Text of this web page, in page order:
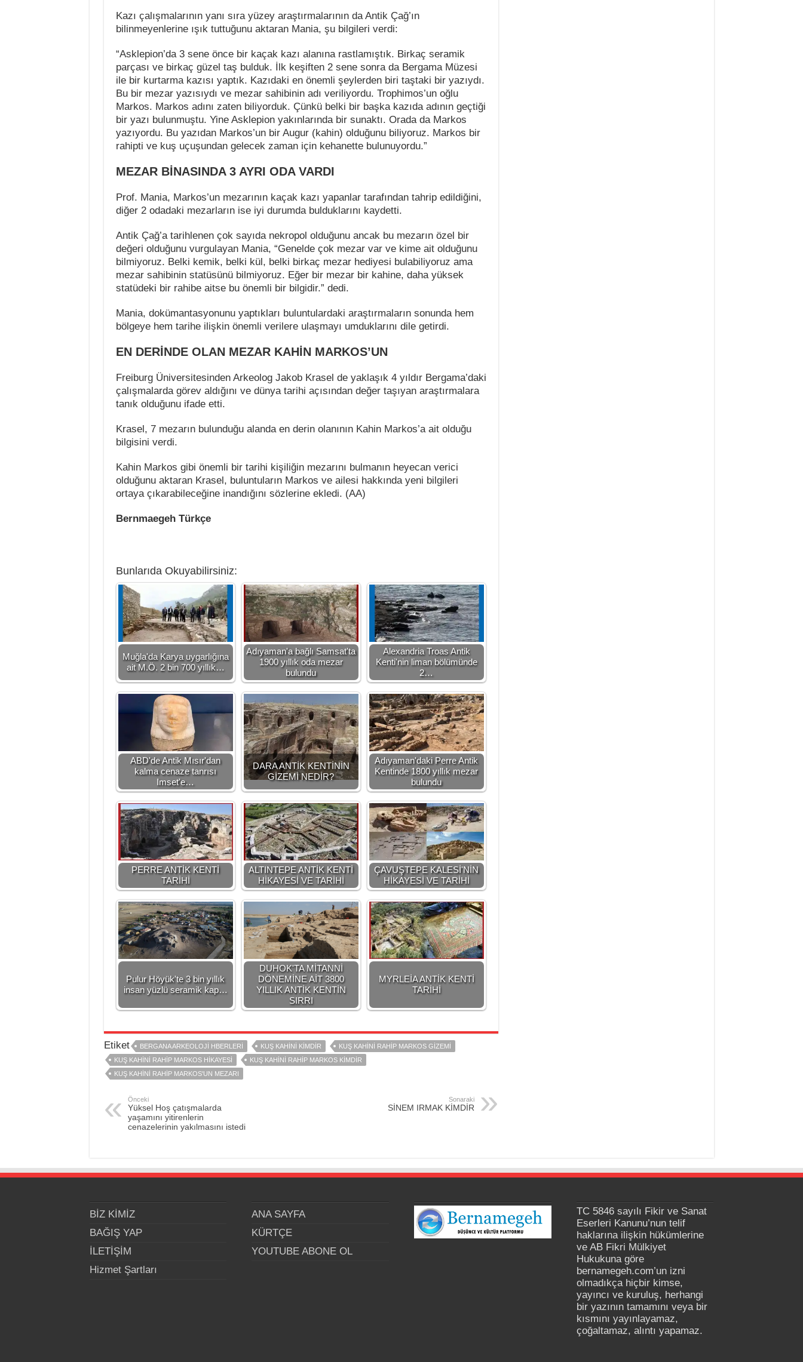
Kazı çalışmalarının yanı sıra yüzey araştırmalarının da Antik Çağ’ın
bilinmeyenlerine ışık tuttuğunu aktaran Mania, şu bilgileri verdi:
“Asklepion’da 3 sene önce bir kaçak kazı alanına rastlamıştık. Birkaç seramik
parçası ve birkaç güzel taş bulduk. İlk keşiften 2 sene sonra da Bergama Müzesi
ile bir kurtarma kazısı yaptık. Kazıdaki en önemli şeylerden biri taştaki bir yazıydı.
Bu bir mezar yazısıydı ve mezar sahibinin adı veriliyordu. Trophimos’un oğlu
Markos. Markos adını zaten biliyorduk. Çünkü belki bir başka kazıda adının geçtiği
bir yazı bulunmuştu. Yine Asklepion yakınlarında bir sunaktı. Orada da Markos
yazıyordu. Bu yazıdan Markos’un bir Augur (kahin) olduğunu biliyoruz. Markos bir
rahipti ve kuş uçuşundan gelecek zaman için kehanette bulunuyordu.”
MEZAR BİNASINDA 3 AYRI ODA VARDI
Prof. Mania, Markos’un mezarının kaçak kazı yapanlar tarafından tahrip edildiğini,
diğer 2 odadaki mezarların ise iyi durumda bulduklarını kaydetti.
Antik Çağ’a tarihlenen çok sayıda nekropol olduğunu ancak bu mezarın özel bir
değeri olduğunu vurgulayan Mania, “Genelde çok mezar var ve kime ait olduğunu
bilmiyoruz. Belki kemik, belki kül, belki birkaç mezar hediyesi bulabiliyoruz ama
mezar sahibinin statüsünü bilmiyoruz. Eğer bir mezar bir kahine, daha yüksek
statüdeki bir rahibe aitse bu önemli bir bilgidir.” dedi.
Mania, dokümantasyonunu yaptıkları buluntulardaki araştırmaların sonunda hem
bölgeye hem tarihe ilişkin önemli verilere ulaşmayı umduklarını dile getirdi.
EN DERİNDE OLAN MEZAR KAHİN MARKOS’UN
Freiburg Üniversitesinden Arkeolog Jakob Krasel de yaklaşık 4 yıldır Bergama’daki
çalışmalarda görev aldığını ve dünya tarihi açısından değer taşıyan araştırmalara
tanık olduğunu ifade etti.
Krasel, 7 mezarın bulunduğu alanda en derin olanının Kahin Markos’a ait olduğu
bilgisini verdi.
Kahin Markos gibi önemli bir tarihi kişiliğin mezarını bulmanın heyecan verici
olduğunu aktaran Krasel, buluntuların Markos ve ailesi hakkında yeni bilgileri
ortaya çıkarabileceğine inandığını sözlerine ekledi. (AA)
Bernmaegeh Türkçe
Bunlarıda Okuyabilirsiniz:
Muğla'da Karya uygarlığına
ait M.Ö. 2 bin 700 yıllık…
Adıyaman'a bağlı Samsat'ta
1900 yıllık oda mezar
bulundu
Alexandria Troas Antik
Kenti'nin liman bölümünde
2…
ABD'de Antik Mısır'dan
kalma cenaze tanrısı
Imset'e…
DARA ANTİK KENTİNİN
GİZEMİ NEDİR?
Adıyaman'daki Perre Antik
Kentinde 1800 yıllık mezar
bulundu
PERRE ANTİK KENTİ
TARİHİ
ALTINTEPE ANTİK KENTİ
HİKAYESİ VE TARİHİ
ÇAVUŞTEPE KALESİ'NİN
HİKAYESİ VE TARİHİ
Pulur Höyük'te 3 bin yıllık
insan yüzlü seramik kap…
DUHOK'TA MİTANNİ
DÖNEMİNE AİT 3800
YILLIK ANTİK KENTİN
SIRRI
MYRLEİA ANTİK KENTİ
TARİHİ
Etiket BERGANA ARKEOLOJI HBERLERI KUŞ KAHINI KIMDIR
KUŞ KAHINI RAHIP MARKOS GIZEMI
KUŞ KAHINI RAHIP MARKOS HIKAYESI
KUŞ KAHINI RAHIP MARKOS KIMDIR
KUŞ KAHINI RAHIP MARKOS'UN MEZARI
Önceki
Yüksel Hoş çatışmalarda
yaşamını yitirenlerin
cenazelerinin yakılmasını istedi
Sonaraki
SİNEM IRMAK KİMDİR
BİZ KİMİZ
BAĞIŞ YAP
İLETİŞİM
Hizmet Şartları
ANA SAYFA
KÜRTÇE
YOUTUBE ABONE OL
TC 5846 sayılı Fikir ve Sanat
Eserleri Kanunu’nun telif
haklarına ilişkin hükümlerine
ve AB Fikri Mülkiyet
Hukukuna göre
bernamegeh.com’un izni
olmadıkça hiçbir kimse,
yayıncı ve kuruluş, herhangi
bir yazının tamamını veya bir
kısmını yayınlayamaz,
çoğaltamaz, alıntı yapamaz.